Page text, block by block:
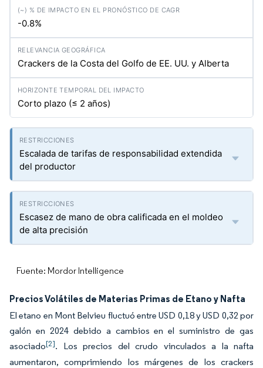
-0.8%
Crackers de la Costa del Golfo de EE. UU. y Alberta
Corto plazo (≤ 2 años)
Escalada de tarifas de responsabilidad extendida
del productor
Escasez de mano de obra calificada en el moldeo
de alta precisión
Fuente: Mordor Intelligence
Precios Volátiles de Materias Primas de Etano y Nafta
El etano en Mont Belvieu fluctuó entre USD 0,18 y USD 0,32 por
galón en 2024 debido a cambios en el suministro de gas
asociado[2]. Los precios del crudo vinculados a la nafta
aumentaron, comprimiendo los márgenes de los crackers